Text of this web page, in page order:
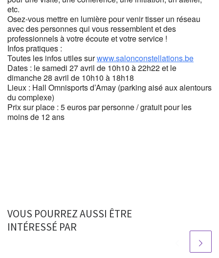
etc.
Osez-vous mettre en lumière pour venir tisser un réseau
avec des personnes qui vous ressemblent et des
professionnels à votre écoute et votre service !
Infos pratiques :
Toutes les infos utiles surwww.salonconstellations.be
Dates : le samedi 27 avril de 10h10 à 22h22 et le
dimanche 28 avril de 10h10 à 18h18
Lieux : Hall Omnisports d’Amay (parking aisé aux alentours
du complexe)
Prix sur place : 5 euros par personne / gratuit pour les
moins de 12 ans
VOUS POURREZ AUSSI ÊTRE
INTÉRESSÉ PAR